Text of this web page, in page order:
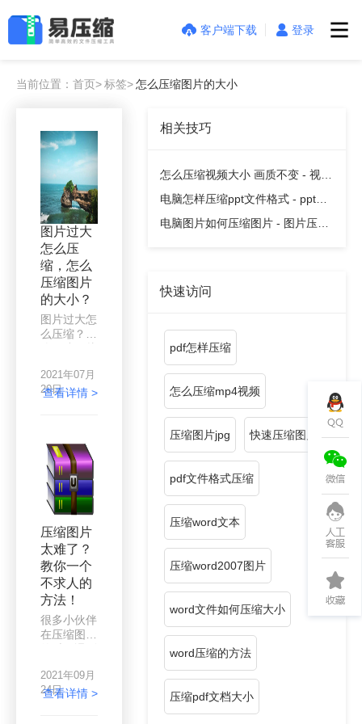
客户端下载 登录
当前位置：首页>标签>怎么压缩图片的大小
图片过大
怎么压
缩，怎么
压缩图片
的大小？
图片过大怎
么压缩？怎
工作的时候
总是会处理
调整图片的
尺寸，因为
很多图片原
图都很大，
如果不加以
处理的话，
那么图片的
尺寸会非常
大，如果我
们要将图片
上传到网站
上，很容易
就会因为图
片过大而导
失败，如果
网页没有限
制尺寸，那
2021年07月
20日
查看详情 >
压缩图片
太难了？
教你一个
不求人的
方法！
很多小伙伴
在压缩图片
难，大家也
知道，现在
2021年09月
24日
查看详情 >
相关技巧
怎么压缩视频大小 画质不变 - 视频
压缩教程
电脑怎样压缩ppt文件格式 - ppt压
缩教程
电脑图片如何压缩图片 - 图片压缩
快速访问
pdf怎样压缩
怎么压缩mp4视频
压缩图片jpg 快速压缩图片
pdf文件格式压缩
压缩word文本
压缩word2007图片
word文件如何压缩大小
word压缩的方法
压缩pdf文档大小